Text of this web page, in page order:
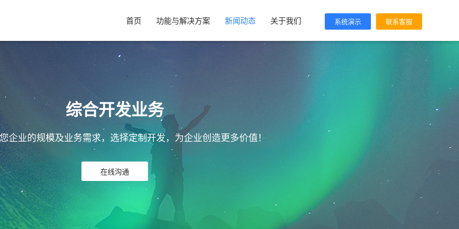
首页 功能与解决方案 新闻动态 关于我们 系统演示 联系客服
综合开发业务
企业的规模及业务需求，选择定制开发，为企业创造更多价值！
在线沟通